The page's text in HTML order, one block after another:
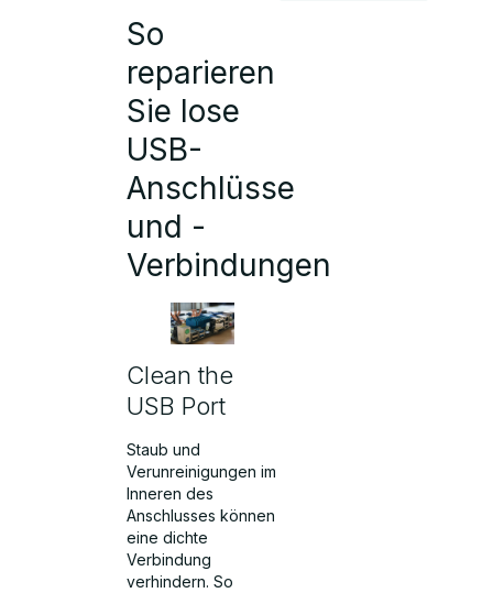
So
reparieren
Sie lose
USB-
Anschlüsse
und -
Verbindungen
Clean the
USB Port
Staub und
Verunreinigungen im
Inneren des
Anschlusses können
eine dichte
Verbindung
verhindern. So